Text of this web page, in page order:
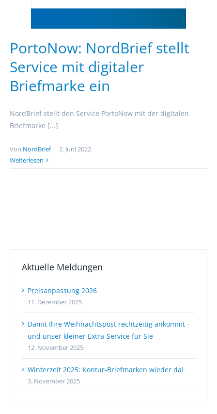
PortoNow: NordBrief stellt
Service mit digitaler
Briefmarke ein
NordBrief stellt den Service PortoNow mit der digitalen
Briefmarke [...]
Von NordBrief | 2. Juni 2022
Weiterlesen
Aktuelle Meldungen
Preisanpassung 2026
11. Dezember 2025
Damit Ihre Weihnachtspost rechtzeitig ankommt –
und unser kleiner Extra-Service für Sie
12. November 2025
Winterzeit 2025: Kontur-Briefmarken wieder da!
3. November 2025